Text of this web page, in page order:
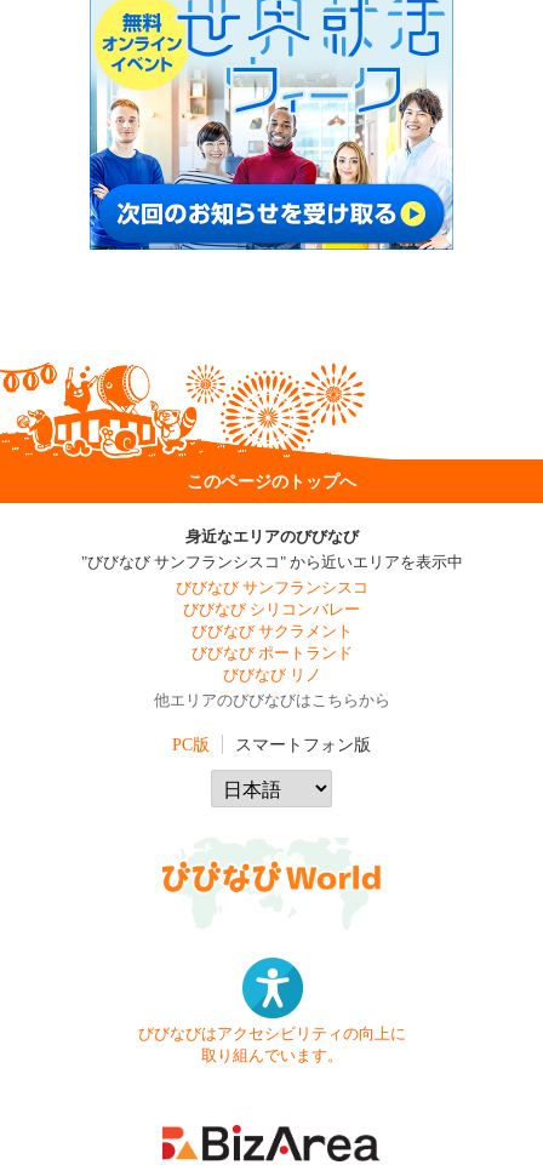
このページのトップへ
身近なエリアのびびなび
"びびなび サンフランシスコ" から近いエリアを表示中
びびなび サンフランシスコ
びびなび シリコンバレー
びびなび サクラメント
びびなび ポートランド
びびなび リノ
他エリアのびびなびはこちらから
PC版 スマートフォン版
びびなびはアクセシビリティの向上に
取り組んでいます。